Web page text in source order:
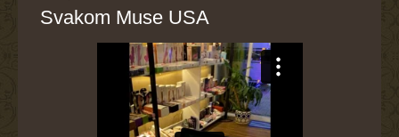
Svakom Muse USA